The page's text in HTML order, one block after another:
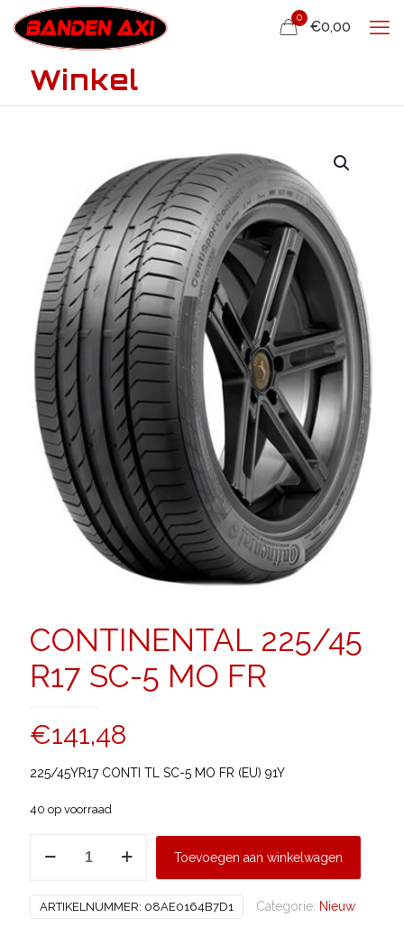
0
€0,00
Winkel
CONTINENTAL 225/45
R17 SC-5 MO FR
€141,48
225/45YR17 CONTI TL SC-5 MO FR (EU) 91Y
40 op voorraad
SC-
Toevoegen aan winkelwagen
ARTIKELNUMMER: 08AE0164B7D1 Categorie: Nieuw